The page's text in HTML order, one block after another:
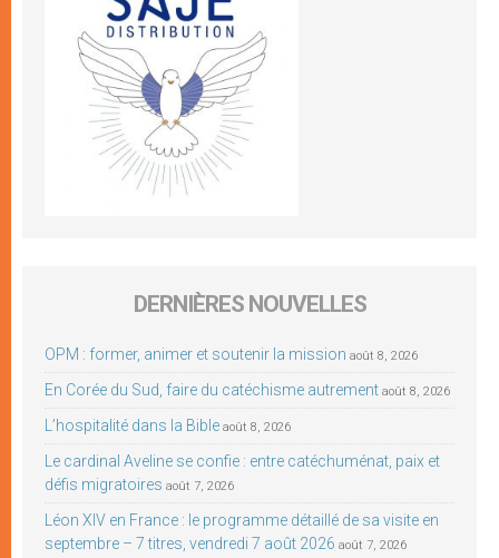
DERNIÈRES NOUVELLES
OPM : former, animer et soutenir la mission août 8, 2026
En Corée du Sud, faire du catéchisme autrement août 8, 2026
L’hospitalité dans la Bible août 8, 2026
Le cardinal Aveline se confie : entre catéchuménat, paix et
défis migratoires août 7, 2026
Léon XIV en France : le programme détaillé de sa visite en
septembre – 7 titres, vendredi 7 août 2026 août 7, 2026